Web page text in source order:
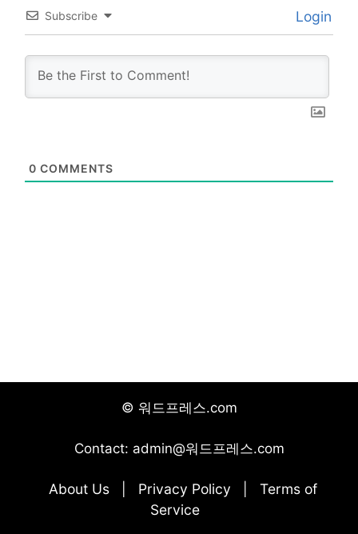
Subscribe Login
0 COMMENTS
© 워드프레스.com
Contact: admin@워드프레스.com
About Us Privacy Policy
Terms of
Service